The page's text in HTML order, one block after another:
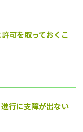
可を取っておくこ
進行に支障が出ない